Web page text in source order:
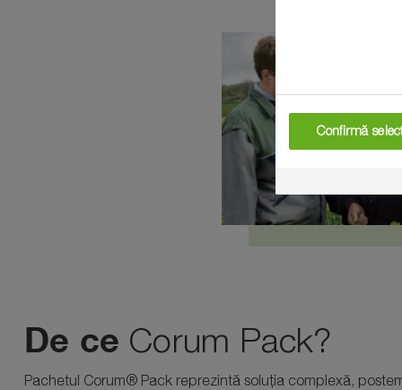
De ce Corum Pack?
Pachetul Corum® Pack reprezintă soluția complexă,
Confirmă